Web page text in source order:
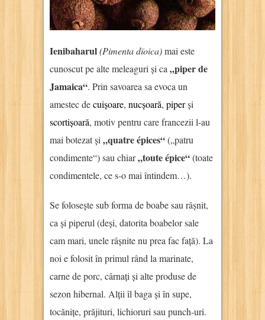
Ienibaharul(Pimenta dïoica)mai este
cunoscut pe alte meleaguri și ca „piper de
Jamaica“. Prin savoarea sa evoca un
amestec decuișoare, nucșoară, piperși
scortișoară, motiv pentru care francezii l-au
mai botezat și „quatre épices“(„patru
condimente“) sau chiar„toute épice“(toate
condimentele, ce s-o mai întindem…).
Se folosește sub forma de boabe sau râșnit,
ca și piperul (deși, datorita boabelor sale
cam mari, unele râșnite nu prea fac față). La
noi e folosit în primul rând la marinate,
carne de porc, cârnați și alte produse de
sezon hibernal. Alții îl baga și în supe,
tocănițe, prăjituri, lichioruri sau punch-uri.